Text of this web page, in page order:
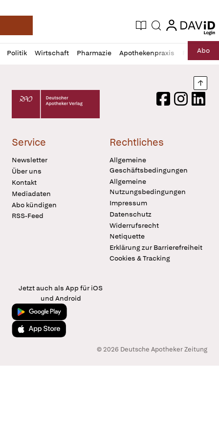
Deutsche Apotheker Zeitung
Aktuelle Ausgabe
Suche login
login
Politik Wirtschaft Pharmazie Apothekenpraxis RechtAbo
Profil
öffnen
Daz
Pur
Deutscher Apotheker Verlag Logo
FacebookInstagram
Service
Newsletter
Über uns
Kontakt
Mediadaten
Abo kündigen
RSS-Feed
Rechtliches
Allgemeine
Geschäftsbedingungen
Allgemeine
Nutzungsbedingungen
Impressum
Datenschutz
Widerrufsrecht
Netiquette
Erklärung zur Barrierefreiheit
Cookies & Tracking
Jetzt auch als App für iOS
und Android
Jetzt bei Google Play
Laden im App Store
© 2026 Deutsche Apotheker Zeitung